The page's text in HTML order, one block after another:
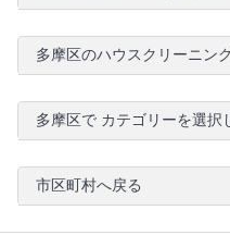
多摩区のハウスクリーニン
多摩区で カテゴリーを選択
市区町村へ戻る